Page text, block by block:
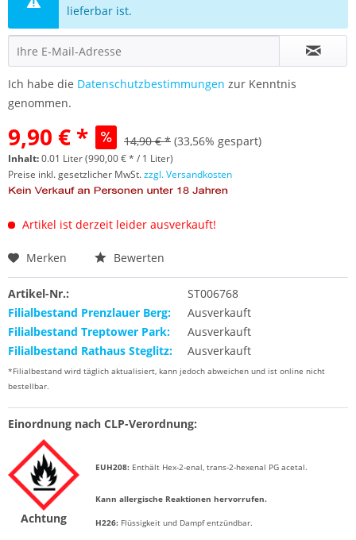
lieferbar ist.
Ich habe die Datenschutzbestimmungen zur Kenntnis
genommen.
9,90 € * 14,90 € * (33,56% gespart)
Inhalt:0.01 Liter (990,00 € * / 1 Liter)
Preise inkl. gesetzlicher MwSt.zzgl. Versandkosten
Artikel ist derzeit leider ausverkauft!
Merken Bewerten
Artikel-Nr.:
ST006768
Filialbestand Prenzlauer Berg:
Ausverkauft
Filialbestand Treptower Park:
Ausverkauft
Filialbestand Rathaus Steglitz:
Ausverkauft
*Filialbestand wird täglich aktualisiert, kann jedoch abweichen und ist online nicht
bestellbar.
Einordnung nach CLP-Verordnung:
Achtung
EUH208: Enthält Hex-2-enal, trans-2-hexenal PG acetal.
Kann allergische Reaktionen hervorrufen.
H226: Flüssigkeit und Dampf entzündbar.